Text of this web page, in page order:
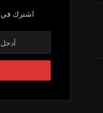
اشترك في